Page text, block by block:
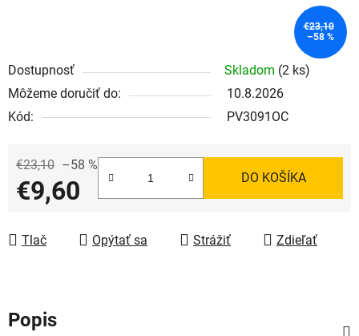
Dostupnosť Skladom (2 ks)
Môžeme doručiť do:
10.8.2026
Kód:
PV3091OC
€23,10 –58 %
€9,60 DO KOŠÍKA
Tlač Opýtať sa Strážiť Zdieľať
€23,10
–58 %
Popis